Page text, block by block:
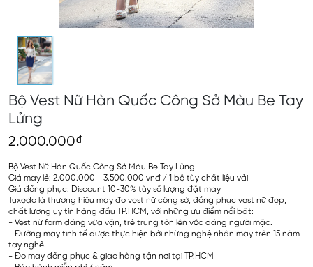
Bộ Vest Nữ Hàn Quốc Công Sở Màu Be Tay
Lửng
2.000.000₫
Bộ Vest Nữ Hàn Quốc Công Sở Màu Be Tay Lửng
Giá may lẻ: 2.000.000 - 3.500.000 vnđ / 1 bộ tùy chất liệu vải
Giá đồng phục: Discount 10-30% tùy số lượng đặt may
Tuxedo là thương hiệu may đo vest nữ công sở, đồng phục vest nữ đẹp,
chất lượng uy tín hàng đầu TP.HCM, với những ưu điểm nổi bật:
- Vest nữ form dáng vừa vặn, trẻ trung tôn lên vóc dáng người mặc.
- Đường may tinh tế được thực hiện bởi những nghệ nhân may trên 15 năm
tay nghề.
- Đo may đồng phục & giao hàng tận nơi tại TP.HCM